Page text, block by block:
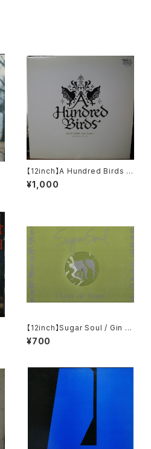
【12inch】A Hundred Birds F
eat. Sugami / Amar Gora
¥1,000
【12inch】Sugar Soul / Gin &
Lime
¥700